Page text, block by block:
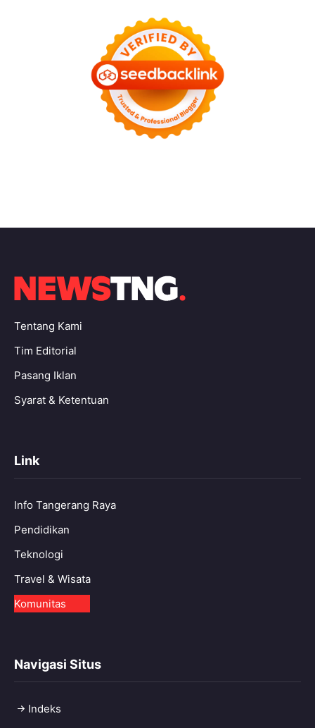
Tentang Kami
Tim Editorial
Pasang Iklan
Syarat & Ketentuan
Link
Info Tangerang Raya
Pendidikan
Teknologi
Travel & Wisata
Komunitas
Navigasi Situs
Indeks